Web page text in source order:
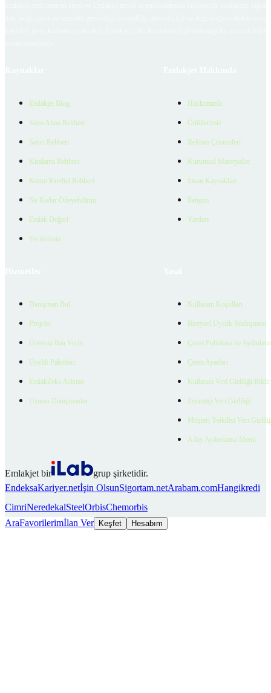
Emlakjet Blog
Satın Alma Rehberi
Satıcı Rehberi
Kiralama Rehberi
Konut Kredisi Rehberi
Ne Kadar Ödeyebilirim
Emlak Değeri
Verilerimiz
Hakkımızda
Ödüllerimiz
Reklam Çözümleri
Kurumsal Materyaller
İnsan Kaynakları
İletişim
Yardım
Danışman Bul
Projeler
Ücretsiz İlan Verin
Üyelik Paketleri
EmlakZeka Asistan
Uzman Danışmanlar
Kullanım Koşulları
Bireysel Üyelik Sözleşmesi
Çerez Politikası ve
Çerez Ayarları
Kullanıcı Veri Gizliliği
Ziyaretçi Veri Gizliliği
Müşteri Yetkilisi Veri
Aday Aydınlatma Metni
Emlakjet bir
grup şirketidir.
EndeksaKariyer.netİşin OlsunSigortam.netArabam.comHangikredi
CimriNeredekalSteelOrbisChemorbis
AraFavorilerimİlan Ver Keşfet Hesabım